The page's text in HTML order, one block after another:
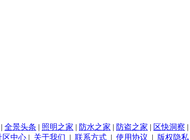
| 全景头条 | 照明之家 | 防水之家 | 防盗之家 | 区快洞察 |
区中心 | 关于我们 | 联系方式 | 使用协议 | 版权隐私